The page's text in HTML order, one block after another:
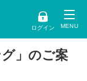
ログイン
グ」のご案